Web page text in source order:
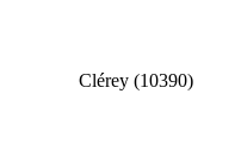
Clérey (10390)